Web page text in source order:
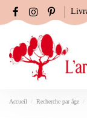
Accueil Recherche par âge